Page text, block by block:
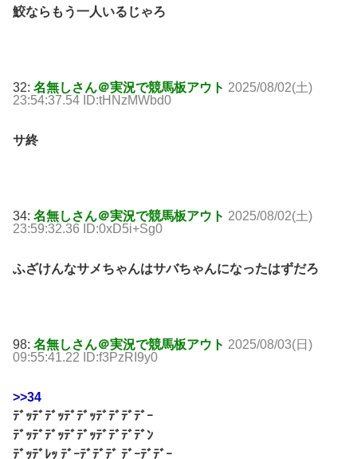
鮫ならもう一人いるじゃろ
32: 名無しさん＠実況で競馬板アウト 2025/08/02(土)
23:54:37.54 ID:tHNzMWbd0
サ終
34: 名無しさん＠実況で競馬板アウト 2025/08/02(土)
23:59:32.36 ID:0xD5i+Sg0
ふざけんなサメちゃんはサバちゃんになったはずだろ
98: 名無しさん＠実況で競馬板アウト 2025/08/03(日)
09:55:41.22 ID:f3PzRI9y0
>>34
ﾃﾞｯﾃﾞﾃﾞｯﾃﾞﾃﾞｯﾃﾞﾃﾞﾃﾞﾃﾞｰ
ﾃﾞｯﾃﾞﾃﾞｯﾃﾞﾃﾞｯﾃﾞﾃﾞﾃﾞﾃﾞﾝ
ﾃﾞｯﾃﾞﾚｯ ﾃﾞｰﾃﾞﾃﾞﾃﾞ ﾃﾞｰﾃﾞﾃﾞｰ